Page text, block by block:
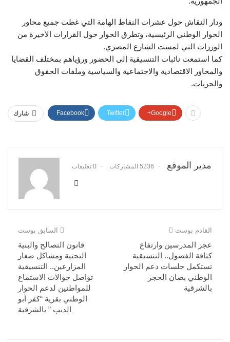
ودار النقاش حول عشرات النقاط الهامة التي غطت جميع محاور
الحوار الوطني الرئيسية، وتطرق الحوار حول القرارات الأخيرة من
الوزرات التي لمست الشارع المصري.
كما استمعت نائبات التنسيقية إلى الحضور ورؤياهم بمختلف القضايا
والمحاور الاقتصادية والاجتماعية والسياسية وملفات الحقوق
والحريات.
شارك Facebook Twitter Google+
مدير الموقع 5236 المشاركات 0 تعليقات
السابق بوست
قانون التصالح والبنية
التحتية ومشاكل صغار
المزارعين.. التنسيقية
تواصل جوالات الاستماع
للمواطنين لدعم الحوار
الوطني بقرية “كفر أبو
الديب ” بالشرقية
القادم بوست
عجز المدرسين وارتفاع
كثافة الفصول.. التنسيقية
تستكمل جلسات دعم الحوار
الوطني بصان الحجر
بالشرقية